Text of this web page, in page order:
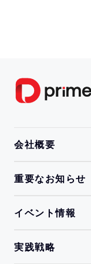
会社概要
重要なお知らせ
イベント情報
実践戦略